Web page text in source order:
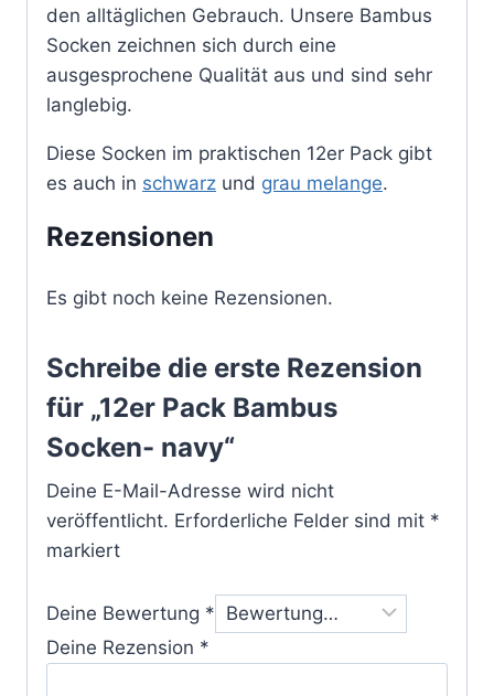
den alltäglichen Gebrauch. Unsere Bambus
Socken zeichnen sich durch eine
ausgesprochene Qualität aus und sind sehr
langlebig.
Diese Socken im praktischen 12er Pack gibt
es auch in schwarz und grau melange.
Rezensionen
Es gibt noch keine Rezensionen.
Schreibe die erste Rezension
für „12er Pack Bambus
Socken- navy“
Deine E-Mail-Adresse wird nicht
veröffentlicht. Erforderliche Felder sind mit *
markiert
Deine Bewertung *
Deine Rezension *